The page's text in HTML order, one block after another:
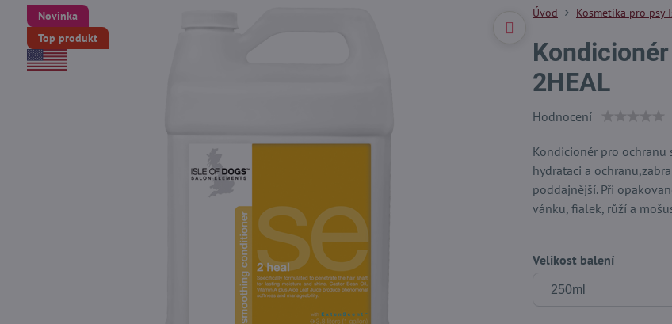
Novinka
Top produkt
Úvod Kosmetika pro psy
2HEAL
Hodnocení
Kondicionér pro
hydrataci a
poddajnější. Při
vánku, fialek, růží a
Velikost balení